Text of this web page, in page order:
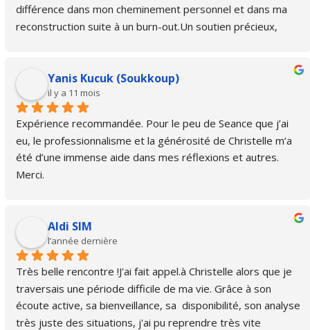
différence dans mon cheminement personnel et dans ma
reconstruction suite à un burn-out.Un soutien précieux,
Yanis Kucuk (Soukkoup)
il y a 11 mois
Expérience recommandée. Pour le peu de Seance que j’ai
eu, le professionnalisme et la générosité de Christelle m’a
été d’une immense aide dans mes réflexions et autres.
Merci.
Aldi SIM
l’année dernière
Très belle rencontre !J'ai fait appel.à Christelle alors que je
traversais une période difficile de ma vie. Grâce à son
écoute active, sa bienveillance, sa  disponibilité, son analyse
très juste des situations, j'ai pu reprendre très vite